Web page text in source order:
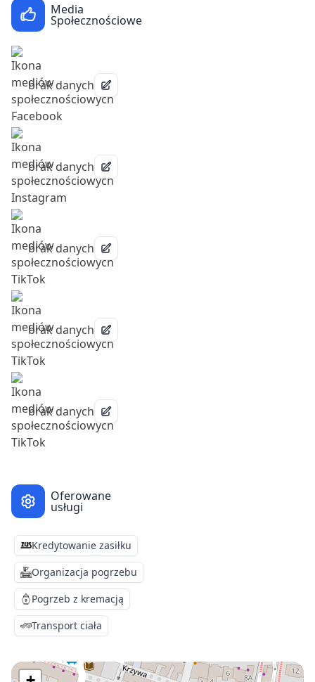
Media
Społecznościowe
brak danych
brak danych
brak danych
brak danych
brak danych
Oferowane
usługi
Kredytowanie zasiłku
Organizacja pogrzebu
Pogrzeb z kremacją
Transport ciała